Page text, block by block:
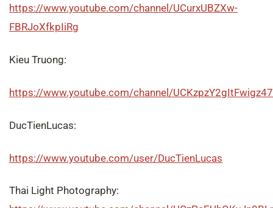
https://www.youtube.com/channel/UCurxUBZXw-
FBRJoXfkpIiRg
Kieu Truong:
https://www.youtube.com/channel/
DucTienLucas:
https://www.youtube.com/user/DucTienLucas
Thai Light Photography: